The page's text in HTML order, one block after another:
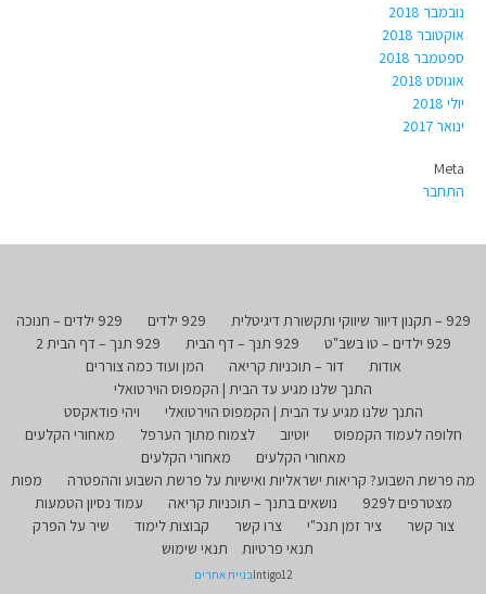
נובמבר 2018
אוקטובר 2018
ספטמבר 2018
אוגוסט 2018
יולי 2018
ינואר 2017
Meta
התחבר
929 – תקנון דיוור שיווקי ותקשורת דיגיטלית 929 ילדים
929 ילדים – חנוכה
929 ילדים – טו בשב"ט
929 תנך – דף הבית
929 תנך – דף הבית 2
אודות
דור – תוכניות קריאה
המן ועוד כמה צוררים
התנך שלנו מגיע עד הבית | הקמפוס הוירטואלי
התנך שלנו מגיע עד הבית | הקמפוס הוירטואלי
ויהי פודאקסט
חלופה לעמוד הקמפוס
יוטיוב לצמוח מתוך הערפל
מאחורי הקלעים
מאחורי הקלעים
מאחורי הקלעים
מה פרשת השבוע? קריאות ישראליות ואישיות על פרשת השבוע וההפטרה
מפות
מצטרפים ל929
נושאים בתנך – תוכניות קריאה
עמוד נסיון הטמעות
צור קשר
ציר זמן תנכ"י צרו קשר קבוצות לימוד
שיר על הפרק
תנאי פרטיות
תנאי שימוש
Intigo12בניית אתרים